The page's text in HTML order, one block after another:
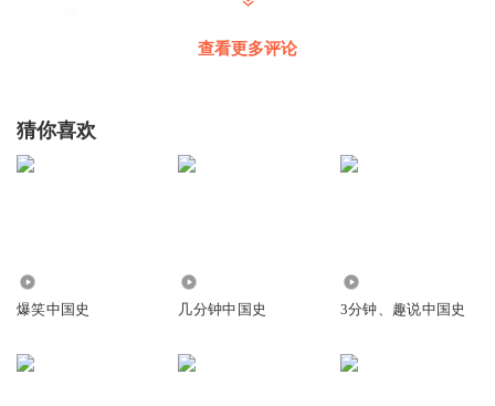
项羽：“谁说我烧的阿房宫，我没烧。”😡😡😡
回复 6
回复 @fguvfghcc 人家说的是烧皇宫
查看更多评论
猜你喜欢
爆笑中国史 几分钟中国史 3分钟、趣说中国史